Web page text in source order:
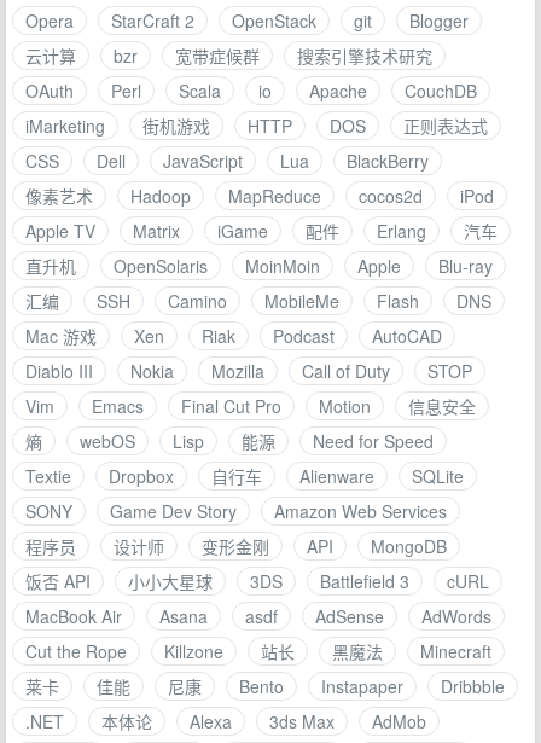
Opera
StarCraft 2 OpenStack git
Blogger
云计算
bzr 宽带症候群
搜索引擎技术研究
OAuth
Perl Scala io Apache
CouchDB
iMarketing
街机游戏 HTTP DOS
正则表达式
CSS
Dell JavaScript Lua
BlackBerry
像素艺术
Hadoop MapReduce cocos2d
iPod
Apple TV
Matrix iGame 配件 Erlang
汽车
直升机
OpenSolaris MoinMoin Apple
Blu-ray
汇编
SSH Camino MobileMe Flash
DNS
Mac 游戏
Xen Riak Podcast
AutoCAD
Diablo III
Nokia Mozilla Call of Duty
STOP
Vim
Emacs Final Cut Pro Motion
信息安全
熵
webOS Lisp 能源
Need for Speed
Textie
Dropbox 自行车 Alienware
SQLite
SONY
Game Dev Story
Amazon Web Services
程序员
设计师 变形金刚 API
MongoDB
饭否 API
小小大星球 3DS Battlefield 3
cURL
MacBook Air
Asana asdf AdSense
AdWords
Cut the Rope
Killzone 站长 黑魔法
Minecraft
莱卡
佳能 尼康 Bento Instapaper
Dribbble
.NET
本体论 Alexa 3ds Max
AdMob